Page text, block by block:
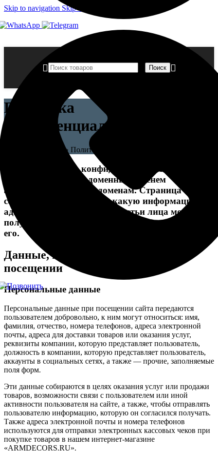
Skip to navigation Skip to main content
Поиск
Политика
конфиденциальности
» Политика конфиденциальности
Данная политика конфиденциальности
относится к сайту с доменным именем
armdecors.ru и его поддоменам. Страница
содержит сведения о том, какую информацию
администрация сайта или третьи лица могут
получать, когда пользователь (Вы) посещаете
его.
Данные, которые собираются при
посещении
Персональные данные
Персональные данные при посещении сайта передаются
пользователем добровольно, к ним могут относиться: имя,
фамилия, отчество, номера телефонов, адреса электронной
почты, адреса для доставки товаров или оказания услуг,
реквизиты компании, которую представляет пользователь,
должность в компании, которую представляет пользователь,
аккаунты в социальных сетях, а также — прочие, заполняемые
поля форм.
Эти данные собираются в целях оказания услуг или продажи
товаров, возможности связи с пользователем или иной
активности пользователя на сайте, а также, чтобы отправлять
пользователю информацию, которую он согласился получать.
Также адреса электронной почты и номера телефонов
используются для отправки электронных кассовых чеков при
покупке товаров в нашем интернет-магазине
«ARMDECORS.RU».